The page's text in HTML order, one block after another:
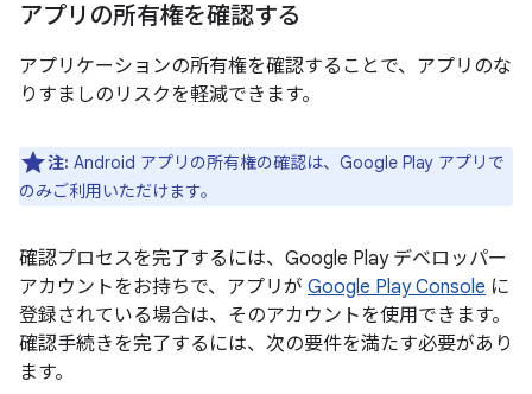
アプリの所有権を確認する
アプリケーションの所有権を確認することで、アプリのな
りすましのリスクを軽減できます。
注: Android アプリの所有権の確認は、Google Play アプリで
のみご利用いただけます。
確認プロセスを完了するには、Google Play デベロッパー
アカウントをお持ちで、アプリが Google Play Console に
登録されている場合は、そのアカウントを使用できます。
確認手続きを完了するには、次の要件を満たす必要があり
ます。